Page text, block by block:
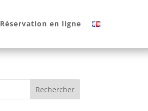
Réservation en ligne
Rechercher